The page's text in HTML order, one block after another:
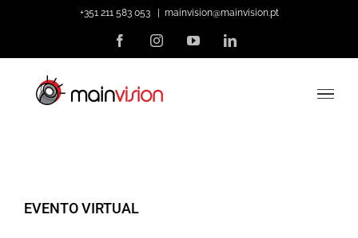
+351 211 583 053 mainvision@mainvision.pt
FacebookInstagramYouTubeLinkedIn
EVENTO VIRTUAL